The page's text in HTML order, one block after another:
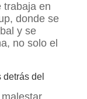
trabaja en
donde se
y se
no solo el
del